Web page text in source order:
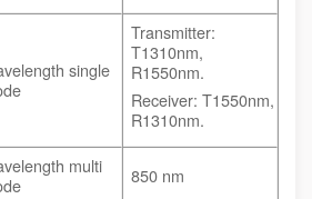
single
Transmitter:
T1310nm,
R1550nm.
Receiver: T1550nm,
R1310nm.
multi
850 nm